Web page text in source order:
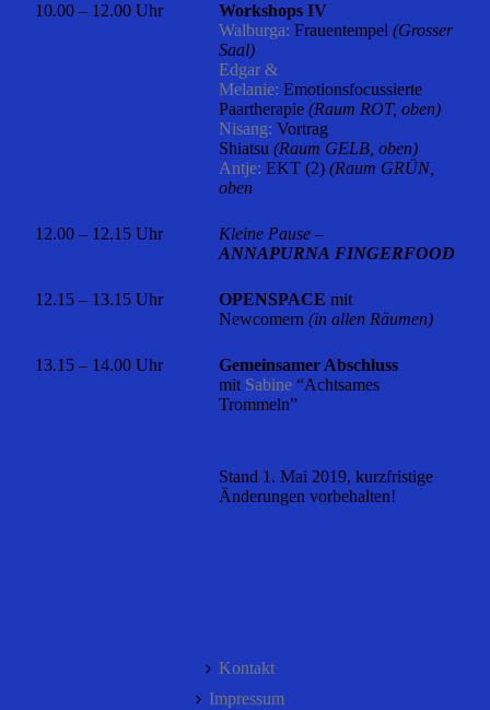
10.00 – 12.00 Uhr
Workshops IV
Walburga: Frauentempel (Grosser
Saal)
Edgar &
Melanie: Emotionsfocussierte
Paartherapie (Raum ROT, oben)
Nisang: Vortrag
Shiatsu (Raum GELB, oben)
Antje: EKT (2) (Raum GRÜN,
oben
12.00 – 12.15 Uhr
Kleine Pause –
ANNAPURNA FINGERFOOD
12.15 – 13.15 Uhr OPENSPACE mit
Newcomern (in allen Räumen)
13.15 – 14.00 Uhr
Gemeinsamer Abschluss
mit Sabine “Achtsames
Trommeln”
Stand 1. Mai 2019, kurzfristige
Änderungen vorbehalten!
Kontakt
Impressum